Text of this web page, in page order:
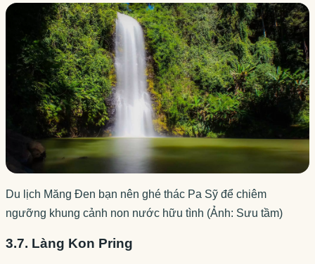
Du lịch Măng Đen bạn nên ghé thác Pa Sỹ để chiêm
ngưỡng khung cảnh non nước hữu tình (Ảnh: Sưu tầm)
3.7. Làng Kon Pring